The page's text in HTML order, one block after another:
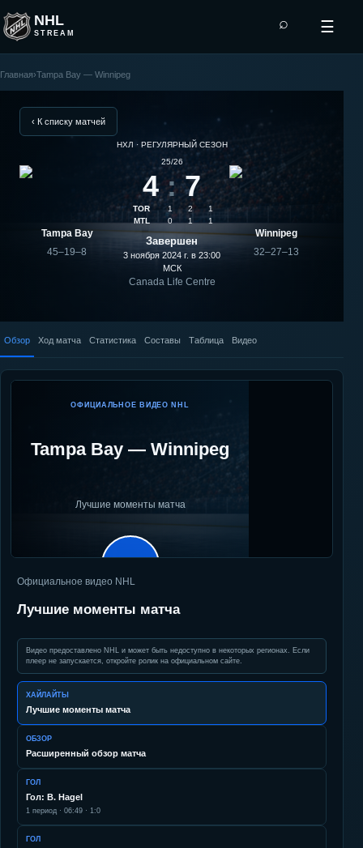
NHL
STREAM
⌕ ☰
Winnipeg
результат
матча
Главная›Tampa Bay — Winnipeg
‹ К списку матчей
Tampa Bay
45–19–8
НХЛ · РЕГУЛЯРНЫЙ СЕЗОН
25/26
4 : 7
TOR 1 2
1
MTL
0 1 1
Завершен
3 ноября 2024 г. в 23:00
МСК
Canada Life Centre
Winnipeg
32–27–13
Обзор Ход матча Статистика Составы Таблица Видео
ОФИЦИАЛЬНОЕ ВИДЕО NHL
Tampa Bay — Winnipeg
Лучшие моменты матча
▶
Официальное видео NHL
Лучшие моменты матча
Видео предоставлено NHL и может быть недоступно в некоторых регионах. Если
плеер не запускается, откройте ролик на официальном сайте.
ХАЙЛАЙТЫ
Лучшие моменты матча
ОБЗОР
Расширенный обзор матча
ГОЛ
Гол: B. Hagel
1 период · 06:49 · 1:0
ГОЛ